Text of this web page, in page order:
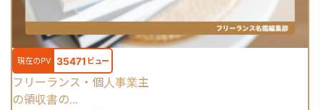
現在のPV 35471 ビュー
フリーランス・個人事業主
の領収書の...